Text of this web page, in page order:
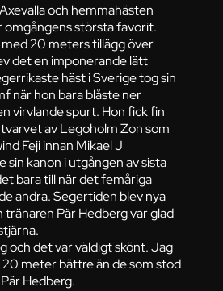
och hemmahästen
omgångens största favorit.
20 meters tillägg över
det en imponerande lätt
häst i Sverige tog sin
när hon bara blåste ner
virvlande spurt. Hon fick fin
av Legoholm Zon som
Feji innan Mikael J
sin kanon i utgången av sista
bara till när det femåriga
andra. Segertiden blev nya
tränaren Pär Hedberg var glad
och det var väldigt skönt. Jag
meter bättre än de som stod
Hedberg.